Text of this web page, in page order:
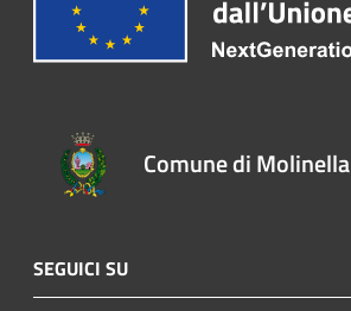
Comune di Molinella
SEGUICI SU